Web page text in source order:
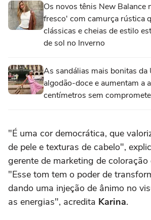
Os novos tênis New Balance
fresco' com camurça rústica
clássicas e cheias de estilo
de sol no Inverno
As sandálias mais bonitas da
algodão-doce e aumentam a
centímetros sem
"É uma cor democrática, que
de pele e texturas de cabelo",
gerente de marketing de coloração
"Esse tom tem o poder de
dando uma injeção de ânimo no
as energias", acredita Karina.